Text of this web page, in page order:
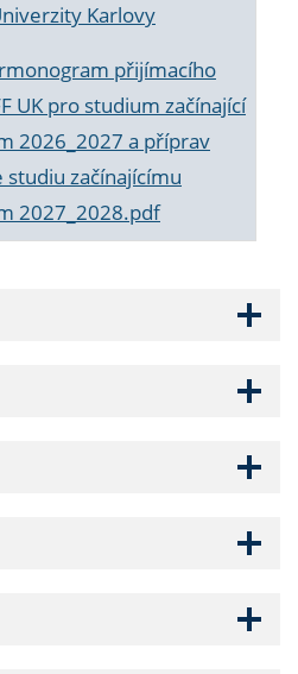
Karlovy
přijímacího
UK pro studium začínající
2026_2027 a příprav
začínajícímu
2027_2028.pdf